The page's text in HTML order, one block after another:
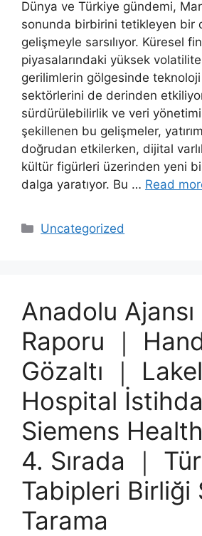
Dünya ve Türkiye gündemi,
sonunda birbirini tetikleyen bir
gelişmeyle sarsılıyor. Küresel
piyasalarındaki yüksek
gerilimlerin gölgesinde
sektörlerini de derinden
sürdürülebilirlik ve veri
şekillenen bu gelişmeler,
doğrudan etkilerken, dijital
kültür figürleri üzerinden yeni
dalga yaratıyor. Bu … Read
Categories
Uncategorized
Anadolu Ajansı
Raporu ｜
Gözaltı ｜
Hospital
Siemens
4. Sırada ｜
Tabipleri Birliği
Tarama